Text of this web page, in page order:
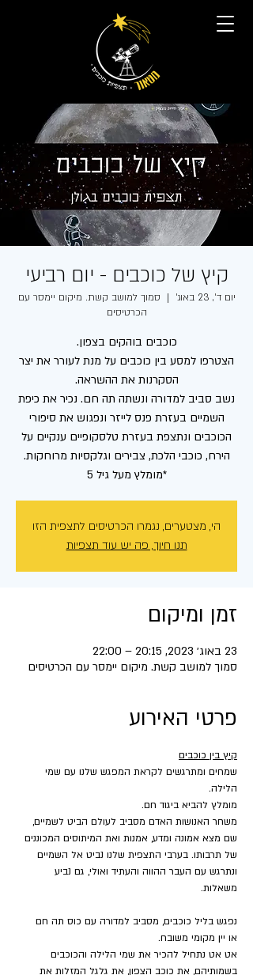
קיץ של כוכבים - יום רביעי
יום ד׳, 23 באוג׳
  |
סמוך למושב קשת. מיקום יימסר עם
הכרטיסים
הצטרפו למסע בין כוכבים על מנת לעורר את יצר
נשב סביב למדורה ונשתה תה חם. נכיר את כיפת
השמיים בעזרת פנס לייזר ונפגוש את סיפורי
הכוכבים ונתצפת בעזרת טלסקופיים ענקיים על
*מומלץ מעל גיל 5
הי, מצטערים, נגמרו הכרטיסים לתצפית הזו
תנו חיוך, פה יש עוד תצפיות
זמן ומיקום
23 באוג׳ 2023, 20:15 – 22:00
סמוך למושב קשת. מיקום יימסר עם הכרטיסים
פרטי האירוע
קיץ בין כוכבים
שמחים ומתרגשים לקראת המפגש שלנו עם שמי
הלילה.
מומלץ להביא ביגוד חם.
משחר האנושות האדם מסביב לעולם הביט לשמיים,
שם מצא אמונה ומדע, אמנות ואת המיתוסים המכוננים
של תרבותו. בערבי התצפית שלנו נביט אל השמיים
ונתרגש עם העבר ההווה והעתיד ואולי, גם נביע
משאלות.
נפגש בליל כוכבים, מסביב למדורה עם כוס תה חם
או יין מקומי משובח.
אט אט נתחיל להכיר את שמי הלילה והכוכבים
בשמותיהם, את כוכב הצפון, את גלגל המזלות את